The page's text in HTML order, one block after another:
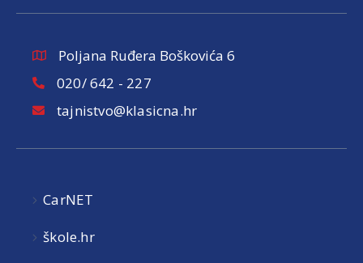
Poljana Ruđera Boškovića 6
020/ 642 - 227
tajnistvo@klasicna.hr
CarNET
škole.hr